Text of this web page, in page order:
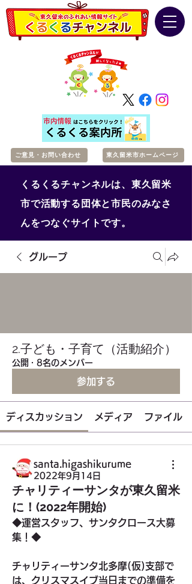
ご意見・お問い合わせ 東久留米市ホームページ
くるくるチャンネルは、東久留米
市で活動する団体と市民のみなさ
んをつなぐサイトです。
グループ
2.子ども・子育て（活動紹介）
公開 · 8名のメンバー
参加する
ディスカッション メディア ファイル
santa.higashikurume
2022年9月14日
チャリティーサンタが東久留米
に！(2022年開始)
◆運営スタッフ、サンタクロース大募
集！◆
チャリティーサンタ北多摩(仮)支部で
は、クリスマスイブ当日までの準備を